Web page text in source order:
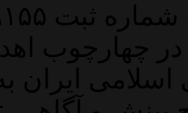
در چهارچوب
ایران